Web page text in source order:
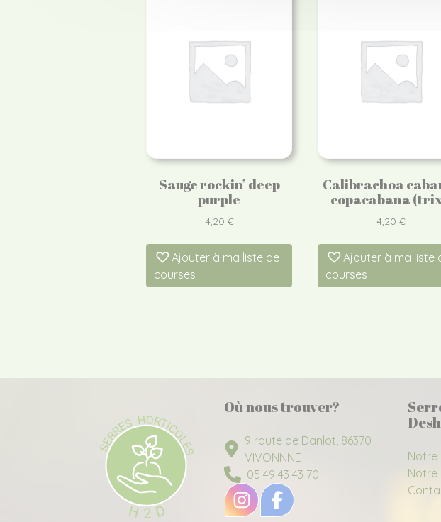
Sauge rockin’ deep
purple
4,20 €
Ajouter à ma liste de
courses
Calibrachoa
copacabana
4,20 €
Ajouter à ma liste
courses
Où nous trouver?
9 route de Danlot, 86370
VIVONNNE
05 49 43 43 70
Notre
Notre